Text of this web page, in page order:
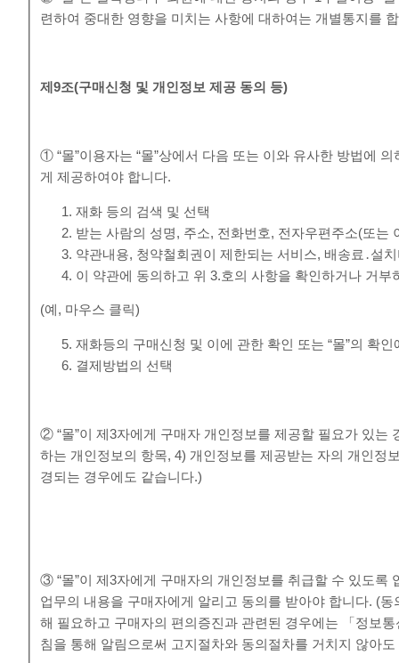
련하여 중대한 영향을 미치는 사항에 대하여는 개별통지를
제9조(구매신청 및 개인정보 제공 동의 등)
① “몰”이용자는 “몰”상에서 다음 또는 이와 유사한 방법에
게 제공하여야 합니다.
재화 등의 검색 및 선택
받는 사람의 성명, 주소, 전화번호, 전자우편주소(또는
약관내용, 청약철회권이 제한되는 서비스, 배송료․설
이 약관에 동의하고 위 3.호의 사항을 확인하거나 거부
(예, 마우스 클릭)
재화등의 구매신청 및 이에 관한 확인 또는 “몰”의 확인
결제방법의 선택
② “몰”이 제3자에게 구매자 개인정보를 제공할 필요가 있는
하는 개인정보의 항목, 4) 개인정보를 제공받는 자의 개인정
경되는 경우에도 같습니다.)
③ “몰”이 제3자에게 구매자의 개인정보를 취급할 수 있도
업무의 내용을 구매자에게 알리고 동의를 받아야 합니다. (
해 필요하고 구매자의 편의증진과 관련된 경우에는 「정보
침을 통해 알림으로써 고지절차와 동의절차를 거치지 않아도